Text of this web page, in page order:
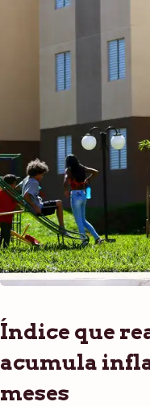
Índice que
acumula
meses